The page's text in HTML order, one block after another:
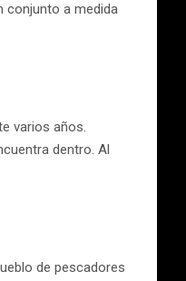
conjunto a medida
varios años.
dentro. Al
de pescadores